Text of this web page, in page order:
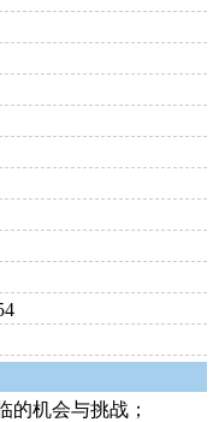
的机会与挑战；